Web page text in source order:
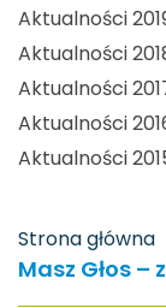
Aktualności
Aktualności
Aktualności
Aktualności
Aktualności
Strona główna
Masz Głos –